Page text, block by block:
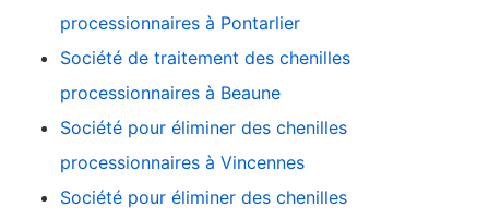
processionnaires à Pontarlier
Société de traitement des chenilles
processionnaires à Beaune
Société pour éliminer des chenilles
processionnaires à Vincennes
Société pour éliminer des chenilles